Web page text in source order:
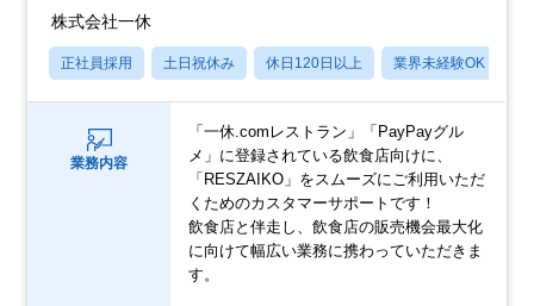
株式会社一休
正社員採用 土日祝休み 休日120日以上 業界未経験OK
業務内容
「一休.comレストラン」「PayPayグル
メ」に登録されている飲食店向けに、
「RESZAIKO」をスムーズにご利用いただ
くためのカスタマーサポートです！
飲食店と伴走し、飲食店の販売機会最大化
に向けて幅広い業務に携わっていただきま
す。